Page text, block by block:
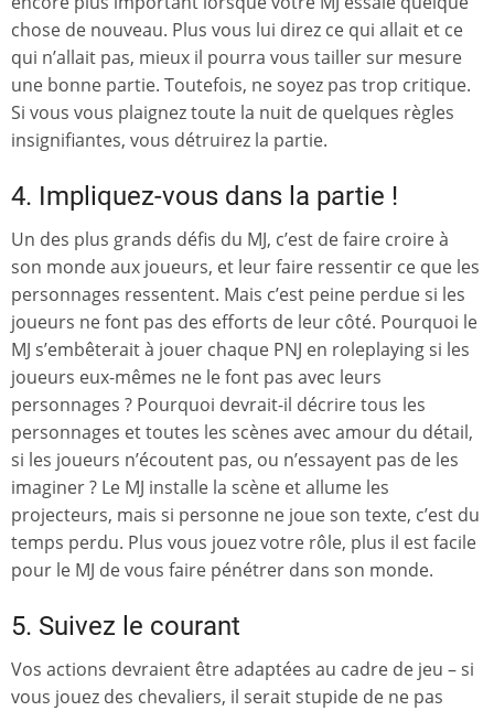
chose de nouveau. Plus vous lui direz ce qui allait et ce
qui n’allait pas, mieux il pourra vous tailler sur mesure
une bonne partie. Toutefois, ne soyez pas trop critique.
Si vous vous plaignez toute la nuit de quelques règles
insignifiantes, vous détruirez la partie.
4. Impliquez-vous dans la partie !
Un des plus grands défis du MJ, c’est de faire croire à
son monde aux joueurs, et leur faire ressentir ce que les
personnages ressentent. Mais c’est peine perdue si les
joueurs ne font pas des efforts de leur côté. Pourquoi le
MJ s’embêterait à jouer chaque PNJ en roleplaying si les
joueurs eux-mêmes ne le font pas avec leurs
personnages ? Pourquoi devrait-il décrire tous les
personnages et toutes les scènes avec amour du détail,
si les joueurs n’écoutent pas, ou n’essayent pas de les
imaginer ? Le MJ installe la scène et allume les
projecteurs, mais si personne ne joue son texte, c’est du
temps perdu. Plus vous jouez votre rôle, plus il est facile
pour le MJ de vous faire pénétrer dans son monde.
5. Suivez le courant
Vos actions devraient être adaptées au cadre de jeu – si
vous jouez des chevaliers, il serait stupide de ne pas